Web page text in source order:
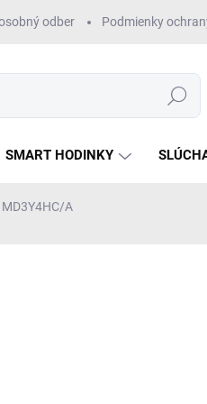
odber Podmienky
Hľadať
SMART HODINKY
A